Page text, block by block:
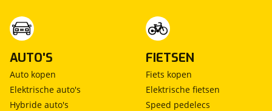
AUTO'S
Auto kopen
Elektrische auto's
Hybride auto's
FIETSEN
Fiets kopen
Elektrische fietsen
Speed pedelecs